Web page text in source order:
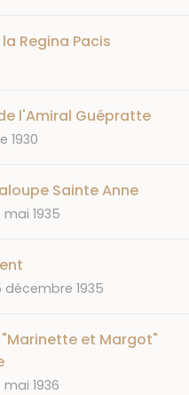
Regina Pacis
l'Amiral Guépratte
1930
Sainte Anne
mai 1935
décembre 1935
et Margot"
mai 1936